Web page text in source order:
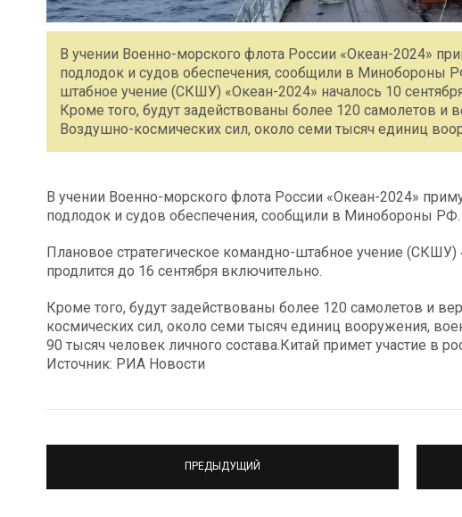
В учении Военно-морского флота России «Океан-2024»
подлодок и судов обеспечения, сообщили в Минобороны
штабное учение (СКШУ) «Океан-2024» началось 10
Кроме того, будут задействованы более 120 самолетов и
Воздушно-космических сил, около семи тысяч единиц
В учении Военно-морского флота России «Океан-2024»
подлодок и судов обеспечения, сообщили в Минобороны РФ.
Плановое стратегическое командно-штабное учение (СКШУ)
продлится до 16 сентября включительно.
Кроме того, будут задействованы более 120 самолетов и
космических сил, около семи тысяч единиц вооружения,
90 тысяч человек личного состава.Китай примет участие в
Источник: РИА Новости
ПРЕДЫДУЩИЙ